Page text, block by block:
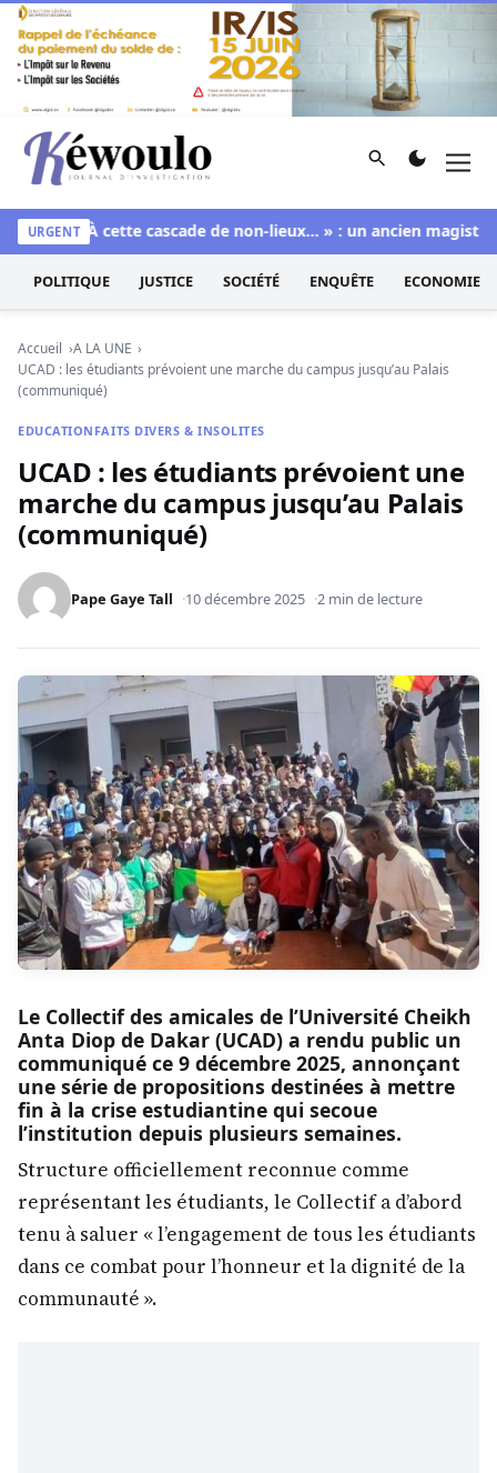
Aller au contenu
Kéwoulo, le premier site d'information et d'investigation
Rechercher
URGENT
**« À cette cascade de non-lieux… » : un ancien magistrat
POLITIQUE JUSTICE SOCIÉTÉ ENQUÊTE ECONOMIE
Accueil
A LA UNE
UCAD : les étudiants prévoient une marche du campus jusqu’au Palais
(communiqué)
EDUCATION FAITS DIVERS & INSOLITES
UCAD : les étudiants prévoient une
marche du campus jusqu’au Palais
(communiqué)
Pape Gaye Tall 10 décembre 2025 2 min de lecture
Le Collectif des amicales de l’Université Cheikh
Anta Diop de Dakar (UCAD) a rendu public un
communiqué ce 9 décembre 2025, annonçant
une série de propositions destinées à mettre
fin à la crise estudiantine qui secoue
l’institution depuis plusieurs semaines.
Structure officiellement reconnue comme
représentant les étudiants, le Collectif a d’abord
tenu à saluer « l’engagement de tous les étudiants
dans ce combat pour l’honneur et la dignité de la
communauté ».